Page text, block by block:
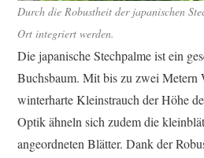
Durch die Robustheit der japanischen
Ort integriert werden.
Die japanische Stechpalme ist ein
Buchsbaum. Mit bis zu zwei Metern
winterharte Kleinstrauch der Höhe
Optik ähneln sich zudem die
angeordneten Blätter. Dank der